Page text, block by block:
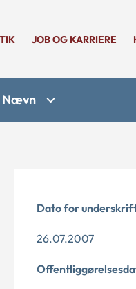
JOB OG KARRIERE
Nævn
Dato for
26.07.2007